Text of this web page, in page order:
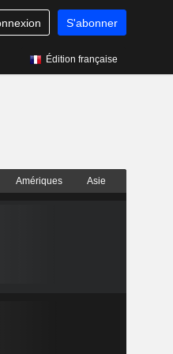
S'abonner
Édition française
Amériques Asie